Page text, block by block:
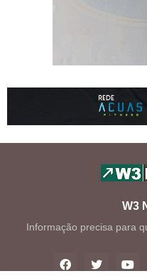
W3
Informação precisa para